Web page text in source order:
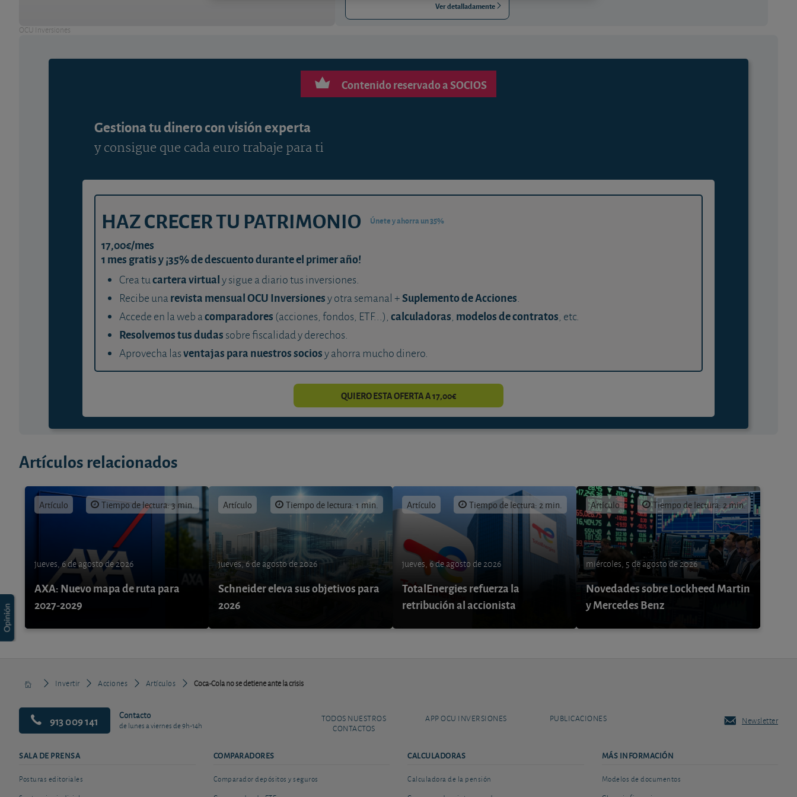
OCU Inversiones
Ver detalladamente
Contenido reservado a SOCIOS
Gestiona tu dinero con visión experta
y consigue que cada euro trabaje para ti
HAZ CRECER TU PATRIMONIO Únete y ahorra un 35%
17,00€/mes
1 mes gratis y ¡35% de descuento durante el primer año!
Crea tucartera virtualy sigue a diario tus inversiones.
Recibe unarevista mensual OCU Inversionesy otra semanal +Suplemento de Acciones.
Accede en la web acomparadores (acciones, fondos, ETF...), calculadoras, modelos de contratos, etc.
Resolvemos tus dudas sobre fiscalidad y derechos.
Aprovecha lasventajas para nuestros sociosy ahorra mucho dinero.
QUIERO ESTA OFERTA A 17,00€
Artículos relacionados
Artículo Tiempo de lectura: 3 min.
jueves, 6 de agosto de 2026
AXA: Nuevo mapa de ruta para
2027-2029
Artículo Tiempo de lectura: 1 min.
jueves, 6 de agosto de 2026
Schneider eleva sus objetivos para
2026
Artículo Tiempo de lectura: 2 min.
jueves, 6 de agosto de 2026
TotalEnergies refuerza la
retribución al accionista
Artículo Tiempo de lectura: 2 min.
miércoles, 5 de agosto de 2026
Novedades sobre Lockheed Martin
y Mercedes Benz
Invertir Acciones Artículos Coca-Cola no se detiene ante la crisis
913 009 141 Contacto
de lunes a viernes de 9h-14h
TODOS NUESTROS
CONTACTOS
APP OCU INVERSIONES PUBLICACIONES Newsletter
SALA DE PRENSA
Posturas editoriales
COMPARADORES
Comparador depósitos y seguros
CALCULADORAS
Calculadora de la pensión
MÁS INFORMACIÓN
Modelos de documentos